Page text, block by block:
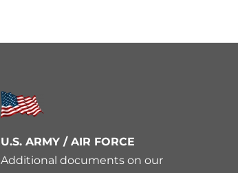
U.S. ARMY / AIR FORCE
Additional documents on our